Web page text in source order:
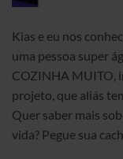
Kias e eu nos
uma pessoa super
COZINHA MUITO,
projeto, que aliás
Quer saber mais
vida? Pegue sua